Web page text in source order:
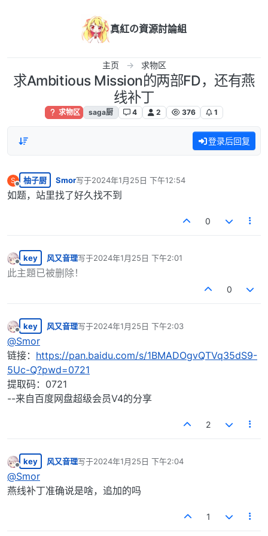
真紅の資源討論組
主页 求物区
求Ambitious Mission的两部FD，还有燕
线补丁
求物区 saga厨 4 2 376 1
登录后回复
S
离线
柚子厨 Smor写于2024年1月25日 下午12:54
最后由 编辑
如题，站里找了好久找不到
0
离线
key 风又音理写于2024年1月25日 下午2:01
最后由 编辑
此主題已被删除！
0
离线
key 风又音理写于2024年1月25日 下午2:03
最后由 编辑
@Smor
链接： https://pan.baidu.com/s/1BMADOgvQTVq35dS9-
5Uc-Q?pwd=0721
提取码：0721
--来自百度网盘超级会员V4的分享
2
离线
key 风又音理写于2024年1月25日 下午2:04
最后由 编辑
@Smor
燕线补丁准确说是啥，追加的吗
1